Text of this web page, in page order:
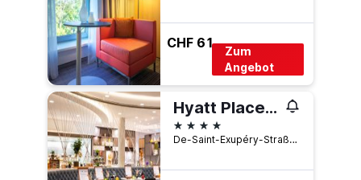
CHF 61
Zum
Angebot
Hyatt Place Frankfurt Airport
4 Sterne
De-Saint-Exupéry-Straße 4, Frankfurt am Main, Hessen, Deutschland